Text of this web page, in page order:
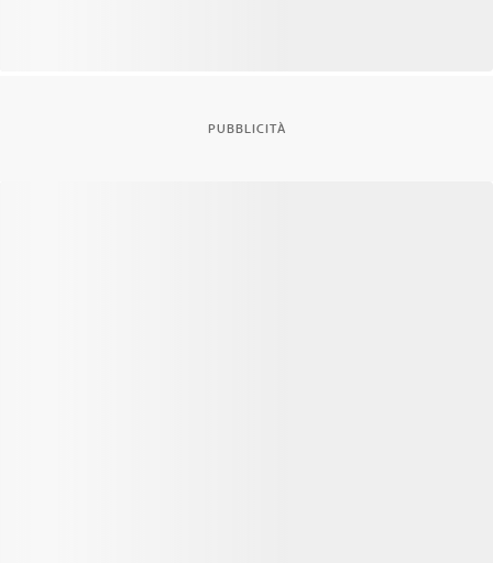
PUBBLICITÀ